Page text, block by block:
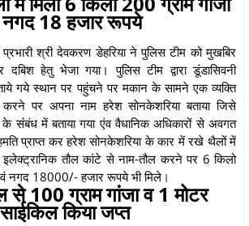
18 हजार रूपये
प्रभारी श्री देवकरण डेहरिया ने पुलिस टीम को मुखबिर
हेतु भेजा गया। पुलिस टीम द्वारा डूंडासिवनी
गये स्थान पर पहुंचने पर मकान के सामने एक व्यक्ति
पर अपना नाम हरेश सोनकेशरिया बताया जिसे
संंबंध में बताया गया एंव वैधानिक अधिकारों से अवगत
प्राप्त कर हरेश सोनकेशरिया के कार में रखे थैलों में
इलेक्ट्रानिक तौल कांटे से नाम-तौल करने पर 6 किलो
नगद 18000/- हजार रूपये भी मिले।
से 100 ग्राम गांजा व 1 मोटर
साईकिल किया जप्त